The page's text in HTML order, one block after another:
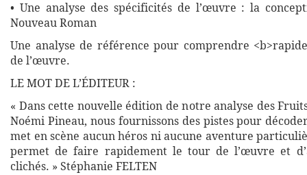
• Une analyse des spécificités de l’œuvre : la
Nouveau Roman
Une analyse de référence pour comprendre
de l’œuvre.
LE MOT DE L’ÉDITEUR :
« Dans cette nouvelle édition de notre analyse des
Noémi Pineau, nous fournissons des pistes pour
met en scène aucun héros ni aucune aventure
permet de faire rapidement le tour de l’œuvre et
clichés. » Stéphanie FELTEN